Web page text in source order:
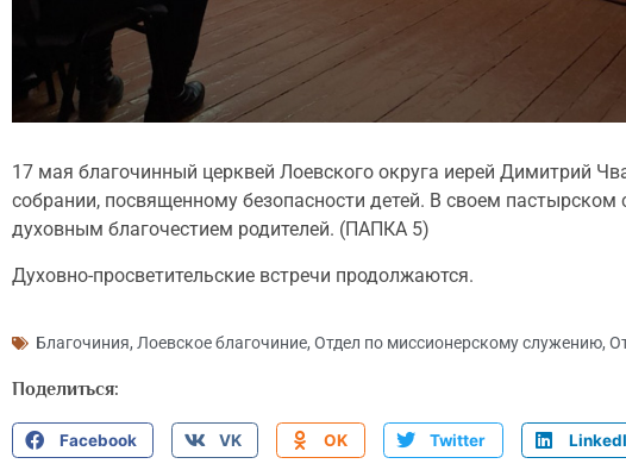
17 мая благочинный церквей Лоевского округа иерей Димитрий
собрании, посвященному безопасности детей. В своем
духовным благочестием родителей. (ПАПКА 5)
Духовно-просветительские встречи продолжаются.
Благочиния, Лоевское благочиние, Отдел по миссионерскому служению,
Поделиться:
Facebook VK OK Twitter